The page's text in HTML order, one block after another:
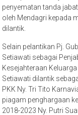
penyematan tanda
oleh Mendagri kepada
dilantik.
Selain pelantikan Pj.
Setiawati sebagai
Kesejahteraan
Setiawati dilantik
PKK Ny. Tri Tito
piagam penghargaan
2018-2023 Ny. Putri